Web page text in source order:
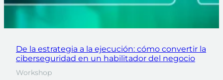
De la estrategia a la ejecución: cómo convertir la
ciberseguridad en un habilitador del negocio
Workshop